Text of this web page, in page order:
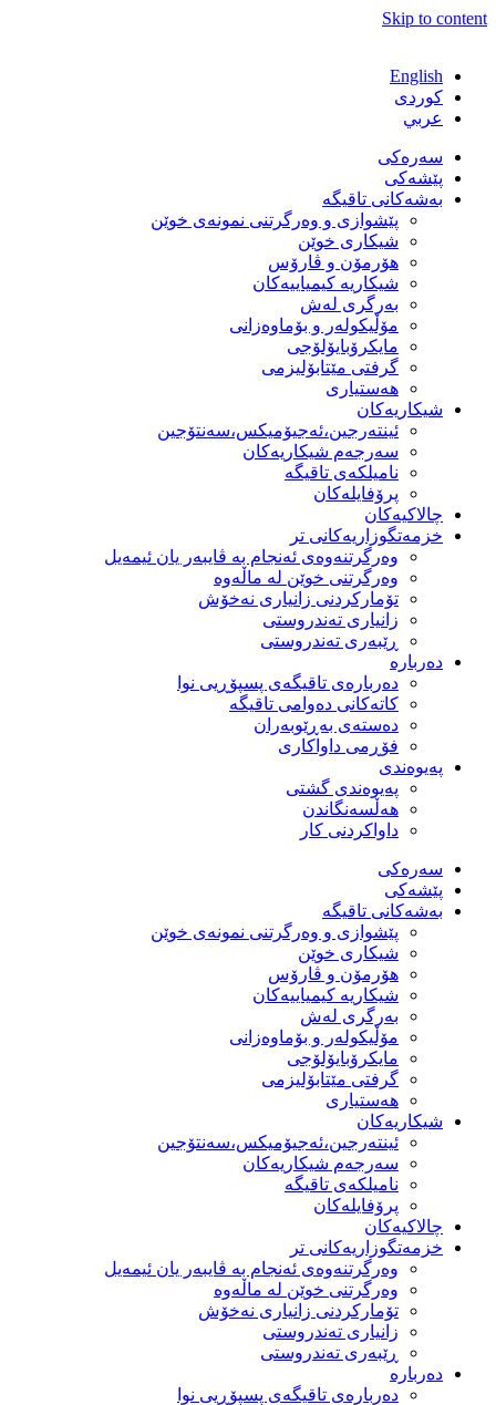
Skip to content
English
كوردی
عربي
سەرەکی
پێشەکی
بەشەكانی تاقیگە
پێشوازی و وەرگرتنی نمونەی خوێن
شیكاری خوێن
هۆرمۆن و ڤارۆس
شیكاریە كیمیاییەكان
بەرگری لەش
مۆڵیكولەر و بۆماوەزانی
مایكرۆبایۆلۆجی
گرفتی مێتابۆلیزمی
هەستیاری
شیكاریەكان
ئینتەرجین،ئەجیۆمیکس،سەنتۆجین
سەرجەم شیكاریەكان
نامیلكەی تاقیگە
پرۆفایلەكان
چالاکیەکان
خزمەتگوزاریەكانی تر
وه‌رگرتنه‌وه‌ی ئه‌نجام به‌ ڤایبه‌ر یان ئیمه‌یل
وەرگرتنی خوێن لە ماڵەوە
تۆماركردنی زانیاری نەخۆش
زانیاری تەندروستی
ڕێبەری تەندروستی
دەربارە
دەربارەی تاقیگەی پسپۆڕیی نوا
كاتەكانی دەوامی تاقیگە
دەستەی بەڕێوبەران
فۆڕمی داواكاری
پەیوەندی
پەیوەندی گشتی
هەڵسەنگاندن
داواكردنی كار
سەرەکی
پێشەکی
بەشەكانی تاقیگە
پێشوازی و وەرگرتنی نمونەی خوێن
شیكاری خوێن
هۆرمۆن و ڤارۆس
شیكاریە كیمیاییەكان
بەرگری لەش
مۆڵیكولەر و بۆماوەزانی
مایكرۆبایۆلۆجی
گرفتی مێتابۆلیزمی
هەستیاری
شیكاریەكان
ئینتەرجین،ئەجیۆمیکس،سەنتۆجین
سەرجەم شیكاریەكان
نامیلكەی تاقیگە
پرۆفایلەكان
چالاکیەکان
خزمەتگوزاریەكانی تر
وه‌رگرتنه‌وه‌ی ئه‌نجام به‌ ڤایبه‌ر یان ئیمه‌یل
وەرگرتنی خوێن لە ماڵەوە
تۆماركردنی زانیاری نەخۆش
زانیاری تەندروستی
ڕێبەری تەندروستی
دەربارە
دەربارەی تاقیگەی پسپۆڕیی نوا